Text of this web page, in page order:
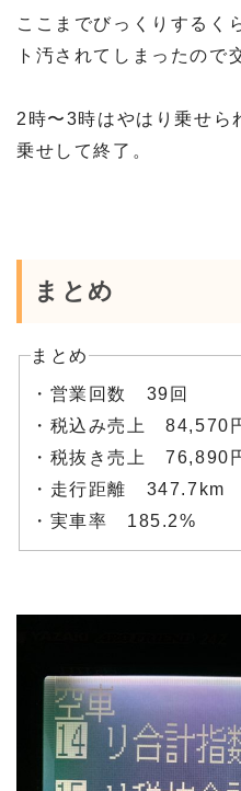
ここまでびっくりするく
ト汚されてしまったので
2時〜3時はやはり乗せら
乗せして終了。
まとめ
まとめ
・営業回数 39回
・税込み売上 84,570
・税抜き売上 76,890
・走行距離 347.7km
・実車率 185.2%